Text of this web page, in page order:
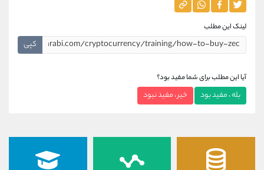
لینک این مطلب
کپی
آیا این مطلب برای شما مفید بود؟
بله ، مفید بود خیر ، مفید نبود